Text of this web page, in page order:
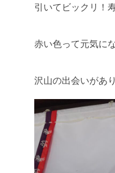
引いてビックリ！
赤い色って元気に
沢山の出会いがあ